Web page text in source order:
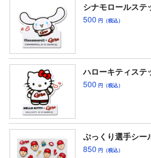
シナモロールステ
500 円（税込）
ハローキティステ
500 円（税込）
ぷっくり選手シー
850 円（税込）